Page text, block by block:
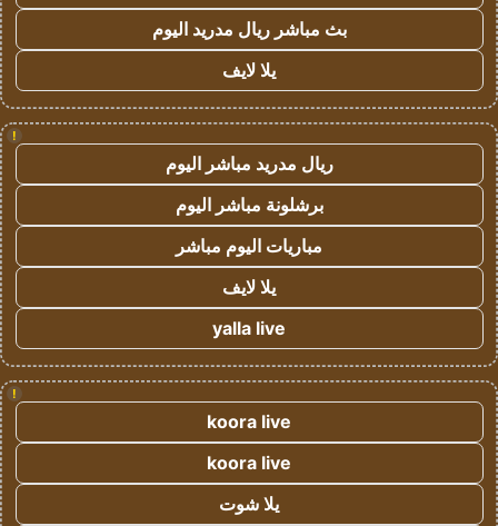
بث مباشر ريال مدريد اليوم
يلا لايف
!
ريال مدريد مباشر اليوم
برشلونة مباشر اليوم
مباريات اليوم مباشر
يلا لايف
yalla live
!
koora live
koora live
يلا شوت